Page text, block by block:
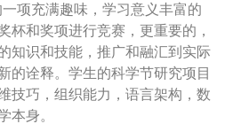
项充满趣味，学习意义丰富的
杯和奖项进行竞赛，更重要的，
知识和技能，推广和融汇到实际
的诠释。学生的科学节研究项目
技巧，组织能力，语言架构，数
本身。